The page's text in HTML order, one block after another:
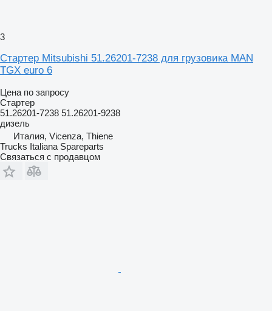
3
Стартер Mitsubishi 51.26201-7238 для грузовика MAN
TGX euro 6
Цена по запросу
Стартер
51.26201-7238 51.26201-9238
дизель
Италия, Vicenza, Thiene
Trucks Italiana Spareparts
Связаться с продавцом